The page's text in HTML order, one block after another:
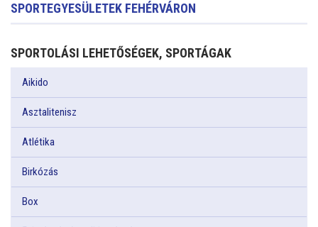
SPORTEGYESÜLETEK FEHÉRVÁRON
SPORTOLÁSI LEHETŐSÉGEK, SPORTÁGAK
Aikido
Asztalitenisz
Atlétika
Birkózás
Box